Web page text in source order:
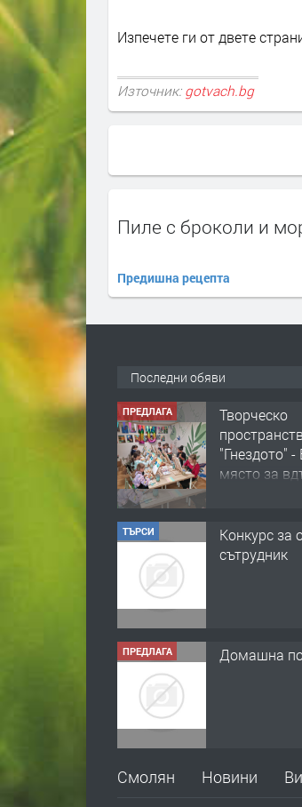
Изпечете ги от двете
Източник: gotvach.bg
Пиле с броколи и
Предишна рецепта
Последни обяви
ПРЕДЛАГА
Творческо
"Гнездото"
място за
ТЪРСИ
Конкурс за
сътрудник
ПРЕДЛАГА Домашна
ПРЕДЛАГА
Къща в
Смолян Новини